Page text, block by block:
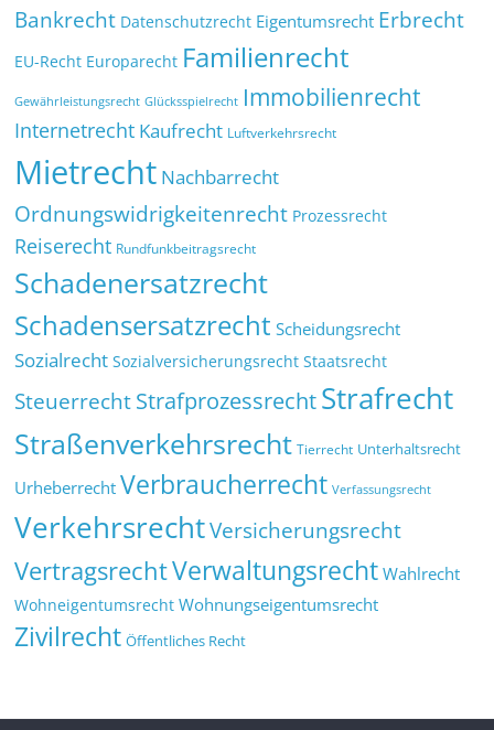
Bankrecht Datenschutzrecht Eigentumsrecht Erbrecht
EU-Recht Europarecht Familienrecht
Gewährleistungsrecht Glücksspielrecht Immobilienrecht
Internetrecht Kaufrecht Luftverkehrsrecht
Mietrecht Nachbarrecht
Ordnungswidrigkeitenrecht Prozessrecht
Reiserecht Rundfunkbeitragsrecht
Schadenersatzrecht
Schadensersatzrecht Scheidungsrecht
Sozialrecht Sozialversicherungsrecht Staatsrecht
SteuerrechtStrafprozessrechtStrafrecht
Straßenverkehrsrecht Tierrecht Unterhaltsrecht
Urheberrecht Verbraucherrecht Verfassungsrecht
VerkehrsrechtVersicherungsrecht
VertragsrechtVerwaltungsrecht Wahlrecht
Wohneigentumsrecht Wohnungseigentumsrecht
Zivilrecht Öffentliches Recht